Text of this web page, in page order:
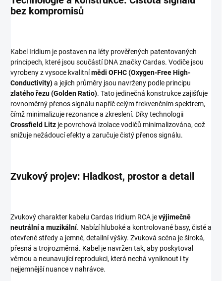
bez kompromisů
Kabel Iridium je postaven na léty prověřených patentovaných
principech, které jsou součástí DNA značky Cardas. Vodiče jsou
vyrobeny z vysoce kvalitnímědi OFHC (Oxygen-Free High-
Conductivity)a jejich průměry jsou navrženy podle principu
zlatého řezu (Golden Ratio). Tato jedinečná konstrukce zajišťuje
rovnoměrný přenos signálu napříč celým frekvenčním spektrem,
čímž minimalizuje rezonance a zkreslení. Díky technologii
Crossfield Litz je povrchová izolace vodičů minimalizována, což
snižuje nežádoucí efekty a zaručuje čistý přenos signálu.
Zvukový projev: Hladkost, prostor a detail
Zvukový charakter kabelu Cardas Iridium RCA jevýjimečně
neutrální a muzikální. Nabízí hluboké a kontrolované basy, čisté a
otevřené středy a jemné, detailní výšky. Zvuková scéna je široká,
přesná a trojrozměrná. Kabel je navržen tak, aby poskytoval
věrnou a neunavující reprodukci, která nechá vyniknout i ty
nejjemnější nuance v nahrávce.